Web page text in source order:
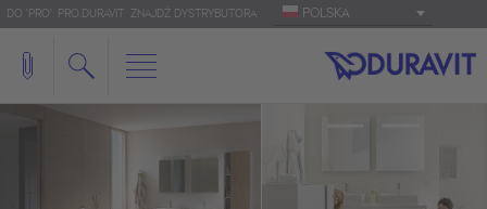
DO 'PRO': PRO.DURAVIT ZNAJDŹ DYSTRYBUTORA POLSKA